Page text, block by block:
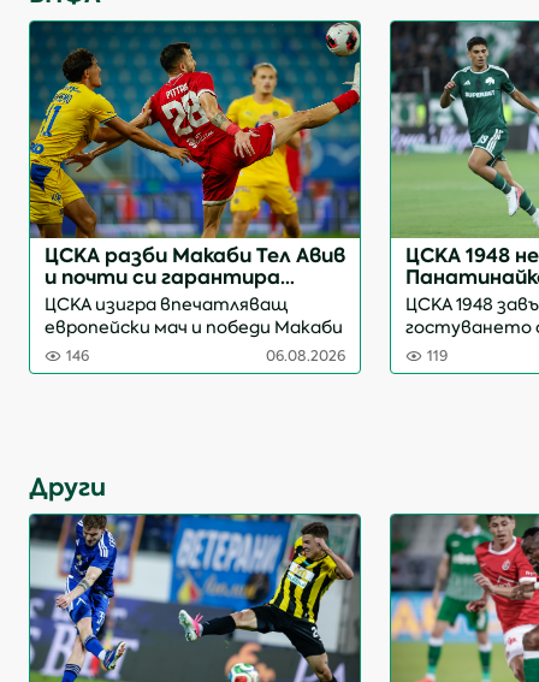
ЦСКА разби Макаби Тел Авив
и почти си гарантира
участие в основна фаза на
евротурнирите
ЦСКА изигра впечатляващ
европейски мач и победи Макаби
Тел Авив с категоричното 3:0 в
Батуми. „Червените“ напълно
146 06.08.2026
ЦСКА 1948
с ценно
ЦСКА 1948
гостуването
„Спирос
119
Други